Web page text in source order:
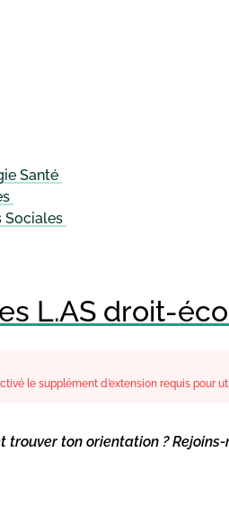
Santé
Sociales
L.AS droit-
le supplément d’extension requis pour
trouver ton orientation ?